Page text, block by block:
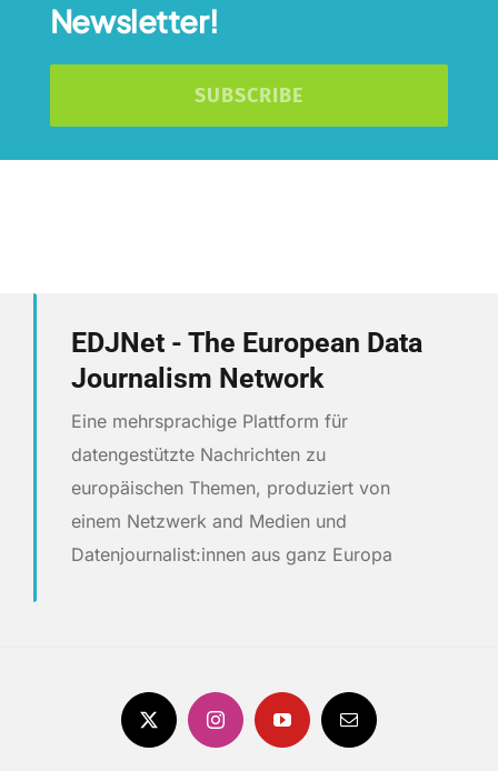
Newsletter!
SUBSCRIBE
EDJNet - The European Data
Journalism Network
Eine mehrsprachige Plattform für
datengestützte Nachrichten zu
europäischen Themen, produziert von
einem Netzwerk and Medien und
Datenjournalist:innen aus ganz Europa